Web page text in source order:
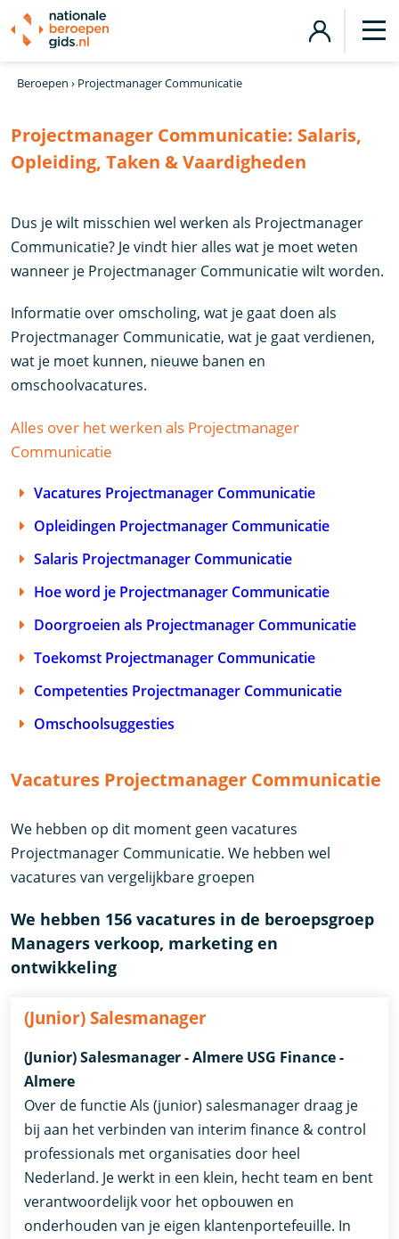
Beroepen › Projectmanager Communicatie
Projectmanager Communicatie: Salaris,
Opleiding, Taken & Vaardigheden
Dus je wilt misschien wel werken als Projectmanager
Communicatie? Je vindt hier alles wat je moet weten
wanneer je Projectmanager Communicatie wilt worden.
Informatie over omscholing, wat je gaat doen als
Projectmanager Communicatie, wat je gaat verdienen,
wat je moet kunnen, nieuwe banen en
omschoolvacatures.
Alles over het werken als Projectmanager
Communicatie
Vacatures Projectmanager Communicatie
Opleidingen Projectmanager Communicatie
Salaris Projectmanager Communicatie
Hoe word je Projectmanager Communicatie
Doorgroeien als Projectmanager Communicatie
Toekomst Projectmanager Communicatie
Competenties Projectmanager Communicatie
Omschoolsuggesties
Vacatures Projectmanager Communicatie
We hebben op dit moment geen vacatures
Projectmanager Communicatie. We hebben wel
vacatures van vergelijkbare groepen
We hebben 156 vacatures in de beroepsgroep
Managers verkoop, marketing en
ontwikkeling
(Junior) Salesmanager
(Junior) Salesmanager - Almere USG Finance -
Almere
Over de functie Als (junior) salesmanager draag je
bij aan het verbinden van interim finance & control
professionals met organisaties door heel
Nederland. Je werkt in een klein, hecht team en bent
verantwoordelijk voor het opbouwen en
onderhouden van je eigen klantenportefeuille. In